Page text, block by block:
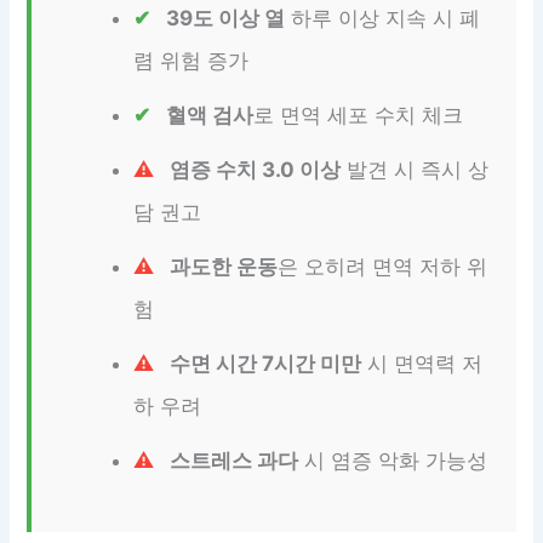
39도 이상 열 하루 이상 지속 시 폐
렴 위험 증가
혈액 검사로 면역 세포 수치 체크
염증 수치 3.0 이상발견 시 즉시 상
담 권고
과도한 운동은 오히려 면역 저하 위
험
수면 시간 7시간 미만시 면역력 저
하 우려
스트레스 과다시 염증 악화 가능성